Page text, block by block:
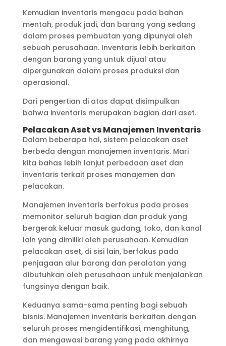
Kemudian inventaris mengacu pada bahan
mentah, produk jadi, dan barang yang sedang
dalam proses pembuatan yang dipunyai oleh
sebuah perusahaan. Inventaris lebih berkaitan
dengan barang yang untuk dijual atau
dipergunakan dalam proses produksi dan
operasional.
Dari pengertian di atas dapat disimpulkan
bahwa inventaris merupakan bagian dari aset.
Pelacakan Aset vs Manajemen Inventaris
Dalam beberapa hal, sistem pelacakan aset
berbeda dengan manajemen inventaris. Mari
kita bahas lebih lanjut perbedaan aset dan
inventaris terkait proses manajemen dan
pelacakan.
Manajemen inventaris berfokus pada proses
memonitor seluruh bagian dan produk yang
bergerak keluar masuk gudang, toko, dan kanal
lain yang dimiliki oleh perusahaan. Kemudian
pelacakan aset, di sisi lain, berfokus pada
penjagaan alur barang dan peralatan yang
dibutuhkan oleh perusahaan untuk menjalankan
fungsinya dengan baik.
Keduanya sama-sama penting bagi sebuah
bisnis. Manajemen inventaris berkaitan dengan
seluruh proses mengidentifikasi, menghitung,
dan mengawasi barang yang pada akhirnya